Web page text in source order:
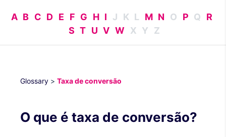
A B C D E F G H I J K L M N O P Q
R
S T U V W X Y Z
Glossary > Taxa de conversão
O que é taxa de conversão?